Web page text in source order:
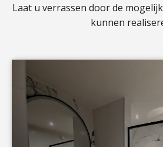
Laat u verrassen door de
kunnen